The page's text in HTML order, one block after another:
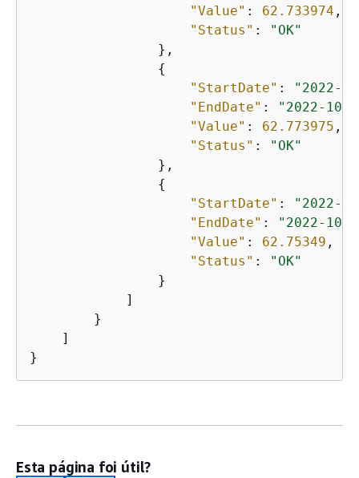
"Value" : 62.733974 ,
"Status" :
"OK"
                },
{
"StartDate" :
"2022-
"EndDate" :
"2022-10-
"Value" : 62.773975 ,
"Status" :
"OK"
                },
{
"StartDate" :
"2022-
"EndDate" :
"2022-10-
"Value" : 62.75349 ,
"Status" :
"OK"
                }
            ]
        }
    ]
}
Esta página foi útil?